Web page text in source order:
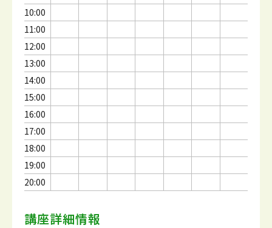
10:00
11:00
12:00
13:00
14:00
15:00
16:00
17:00
18:00
19:00
20:00
講座詳細情報